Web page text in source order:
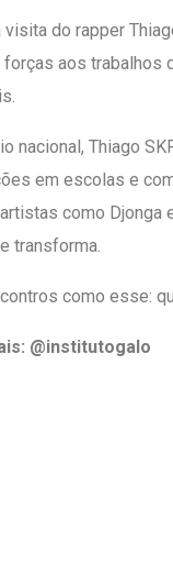
do rapper
aos
nacional, Thiago
em escolas e
como
transforma.
como esse:
@institutogalo